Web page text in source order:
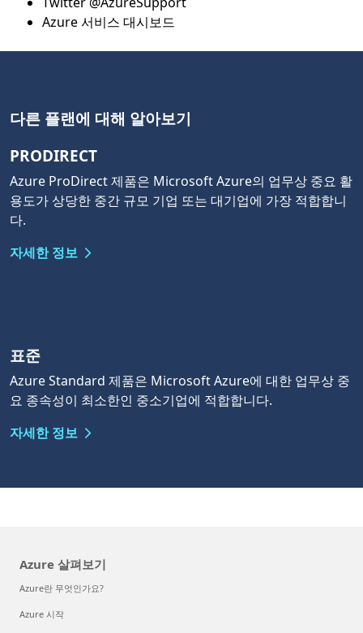
Azure 서비스 대시보드
다른 플랜에 대해 알아보기
PRODIRECT
Azure ProDirect 제품은 Microsoft Azure의 업무상 중요 활
용도가 상당한 중간 규모 기업 또는 대기업에 가장 적합합니
다.
자세한 정보
표준
Azure Standard 제품은 Microsoft Azure에 대한 업무상 중
요 종속성이 최소한인 중소기업에 적합합니다.
자세한 정보
Azure 살펴보기
Azure란 무엇인가요?
Azure 시작